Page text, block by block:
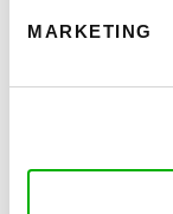
MARKETING